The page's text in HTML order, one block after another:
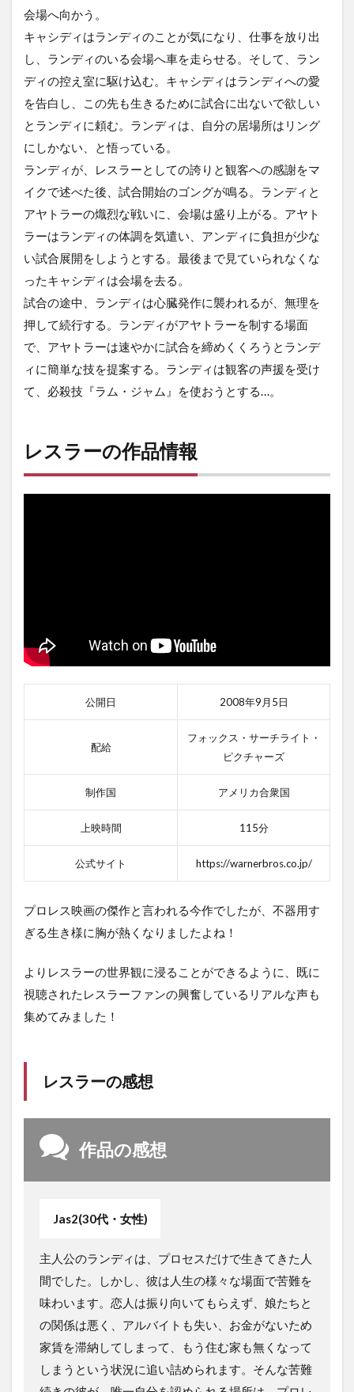
会場へ向かう。
キャシディはランディのことが気になり、仕事を放り出
し、ランディのいる会場へ車を走らせる。そして、ラン
ディの控え室に駆け込む。キャシディはランディへの愛
を告白し、この先も生きるために試合に出ないで欲しい
とランディに頼む。ランディは、自分の居場所はリング
にしかない、と悟っている。
ランディが、レスラーとしての誇りと観客への感謝をマ
イクで述べた後、試合開始のゴングが鳴る。ランディと
アヤトラーの熾烈な戦いに、会場は盛り上がる。アヤト
ラーはランディの体調を気遣い、アンディに負担が少な
い試合展開をしようとする。最後まで見ていられなくな
ったキャシディは会場を去る。
試合の途中、ランディは心臓発作に襲われるが、無理を
押して続行する。ランディがアヤトラーを制する場面
で、アヤトラーは速やかに試合を締めくくろうとランデ
ィに簡単な技を提案する。ランディは観客の声援を受け
て、必殺技『ラム・ジャム』を使おうとする…。
レスラーの作品情報
公開日 2008年9月5日
配給
フォックス・サーチライト・
ピクチャーズ
制作国 アメリカ合衆国
上映時間 115分
公式サイト https://warnerbros.co.jp/
プロレス映画の傑作と言われる今作でしたが、不器用す
ぎる生き様に胸が熱くなりましたよね！
よりレスラーの世界観に浸ることができるように、既に
視聴されたレスラーファンの興奮しているリアルな声も
集めてみました！
レスラーの感想
作品の感想
Jas2(30代・女性)
主人公のランディは、プロセスだけで生きてきた人
間でした。しかし、彼は人生の様々な場面で苦難を
味わいます。恋人は振り向いてもらえず、娘たちと
の関係は悪く、アルバイトも失い、お金がないため
家賃を滞納してしまって、もう住む家も無くなって
しまうという状況に追い詰められます。そんな苦難